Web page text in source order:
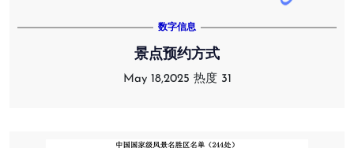
数字信息
景点预约方式
May 18,2025 热度 31